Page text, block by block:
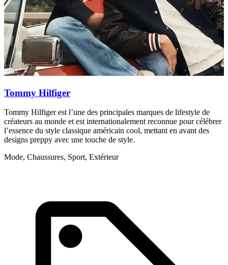
Tommy Hilfiger
Tommy Hilfiger est l’une des principales marques de lifestyle de
créateurs au monde et est internationalement reconnue pour célébrer
l’essence du style classique américain cool, mettant en avant des
designs preppy avec une touche de style.
Mode, Chaussures, Sport, Extérieur